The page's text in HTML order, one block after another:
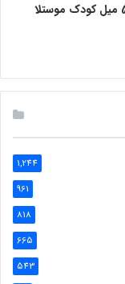
1,244
961
818
665
543